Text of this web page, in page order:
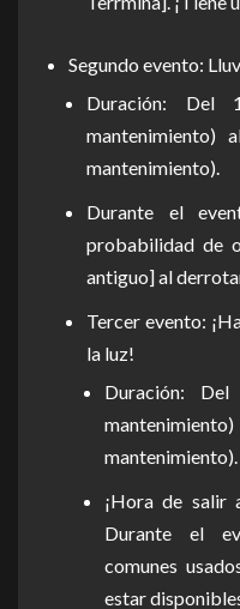
Segundo evento:
Duración: Del
mantenimiento)
mantenimiento).
Durante el
probabilidad de
antiguo] al
Tercer evento:
la luz!
Duración:
mantenimiento).
¡Hora de salir
Durante el
comunes
estar